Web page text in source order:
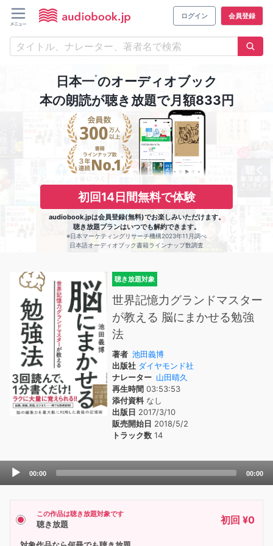
ログイン 会員登録
日本一※のオーディオブック
本の朗読が聴き放題で月額833円
初回14日間無料で体験
audiobook.jpは会員登録(無料)でお楽しみいただけます。
聴き放題プランはいつでも解約できます。
※日本マーケティングリサーチ機構2023年11月調べ
日本語オーディオブック書籍ラインナップ数調査
聴き放題対象
世界記憶力グランドマスター
が教える 脳にまかせる勉強
法
著者 池田義博
出版社 ダイヤモンド社
ナレーター 山田晴久
再生時間 03:53:53
添付資料なし
出版日 2017/3/10
販売開始日 2018/5/2
トラック数 14
Audio
00:00 00:00
この作品は聴き放題対象です
聴き放題 初回 ¥0